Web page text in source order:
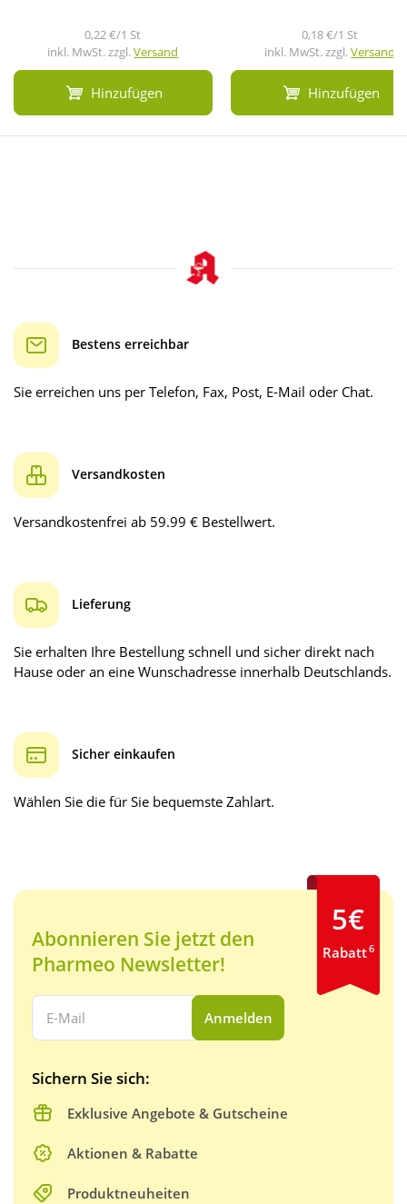
0,22 €/1 St
inkl. MwSt. zzgl.Versand
Hinzufügen
0,18 €/1 St
inkl. MwSt. zzgl.Versand
Hinzufügen
Bestens erreichbar
Sie erreichen uns per Telefon, Fax, Post, E-Mail oder Chat.
Versandkosten
Versandkostenfrei ab 59.99 € Bestellwert.
Lieferung
Sie erhalten Ihre Bestellung schnell und sicher direkt nach
Hause oder an eine Wunschadresse innerhalb Deutschlands.
Sicher einkaufen
Wählen Sie die für Sie bequemste Zahlart.
Abonnieren Sie jetzt den
Pharmeo Newsletter!
Ihre E-Mail Adresse:
Anmelden
Sichern Sie sich:
Exklusive Angebote & Gutscheine
Aktionen & Rabatte
Produktneuheiten
5€
Rabatt6